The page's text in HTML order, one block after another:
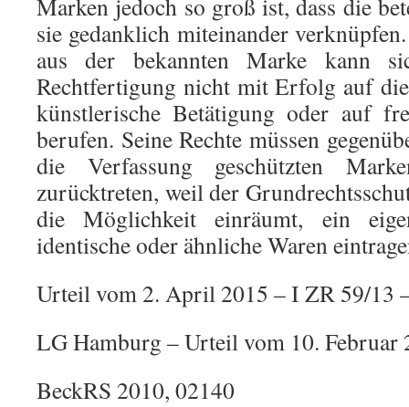
Marken jedoch so groß ist, dass die
sie gedanklich miteinander
aus der bekannten Marke kann
Rechtfertigung nicht mit Erfolg auf
künstlerische Betätigung oder auf
berufen. Seine Rechte müssen
die Verfassung geschützten
zurücktreten, weil der
die Möglichkeit einräumt, ein
identische oder ähnliche Waren
Urteil vom 2. April 2015 – I ZR 59/13
LG Hamburg – Urteil vom 10. Februar
BeckRS 2010, 02140